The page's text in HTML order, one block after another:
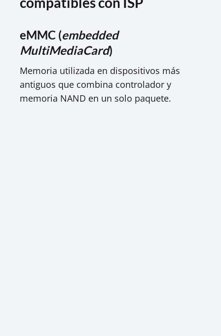
eMMC (embedded
MultiMediaCard)
Memoria utilizada en dispositivos más
antiguos que combina controlador y
memoria NAND en un solo paquete.​